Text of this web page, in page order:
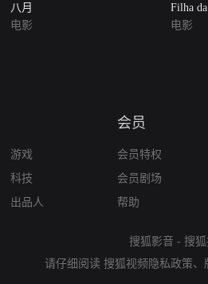
八月
电影
Filha
电影
游戏
科技
出品人
会员
会员特权
会员剧场
帮助
搜狐影音 - 搜
请仔细阅读 搜狐视频隐私政策、